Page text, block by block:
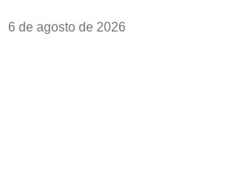
6 de agosto de 2026